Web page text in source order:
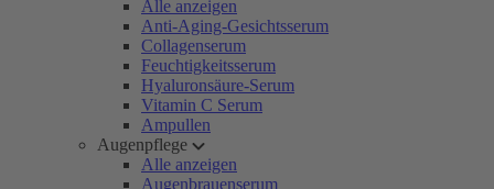
Alle anzeigen
Anti-Aging-Gesichtsserum
Collagenserum
Feuchtigkeitsserum
Hyaluronsäure-Serum
Vitamin C Serum
Ampullen
Augenpflege
Alle anzeigen
Augenbrauenserum